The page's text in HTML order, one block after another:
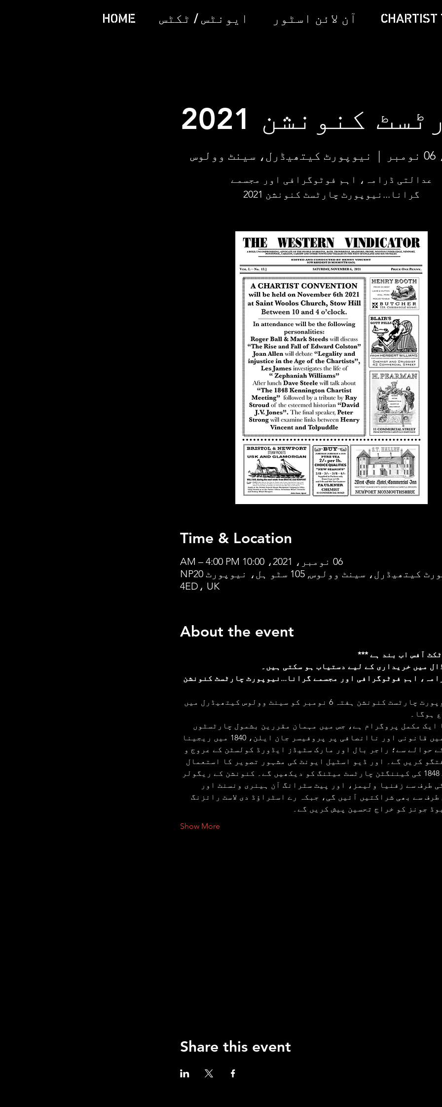
HOME ایونٹس / ٹکٹس آن لائن اسٹور CHARTIST
کنونشن 2021
  |
نیوپورٹ کیتھیڈرل، سینٹ وولوس
عدالتی ڈرامہ، اہم فوٹوگرافی اور مجسمے
گرانا...نیوپورٹ چارٹسٹ کنونشن 2021
Time & Location
06 نومبر، 2021، 10:00 AM – 4:00 PM
نیوپورٹ کیتھیڈرل، سینٹ وولوس, 105 سٹو ہل، نیوپورٹ NP20
4ED، UK
About the event
ٹکٹ آفس اب بند ہے ***
میں خریداری کے لیے دستیاب ہو سکتی ہیں۔
اہم فوٹوگرافی اور مجسمے گرانا...نیوپورٹ چارٹسٹ کنونشن
سالانہ نیوپورٹ چارٹسٹ کنونشن ہفتہ 6 نومبر کو سینٹ وولوس کیتھیڈرل میں
ایک مکمل پروگرام ہے، جس میں مہمان مقررین بشمول چارٹسٹوں
کے زمانے میں قانونی اور ناانصافی پر پروفیسر جان ایلن، 1840 میں ریجینا
حوالے سے؛ راجر بال اور مارک سٹیڈز ایڈورڈ کولسٹن کے عروج و
کریں گے۔ اور ڈیو اسٹیل ایونٹ کی مشہور تصویر کا استعمال
کرتے ہوئے 1848 کی کیننگٹن چارٹسٹ میٹنگ کو دیکھیں گے۔ کنونشن کے ریگولر
طرف سے زفنیا ولیمز، اور پیٹ سٹرانگ آن ہینری ونسنٹ اور
طرف سے بھی شراکتیں آئیں گی، جبکہ رے اسٹراؤڈ دی لاسٹ رائزنگ
جونز کو خراج تحسین پیش کریں گے۔
Show More
Share this event